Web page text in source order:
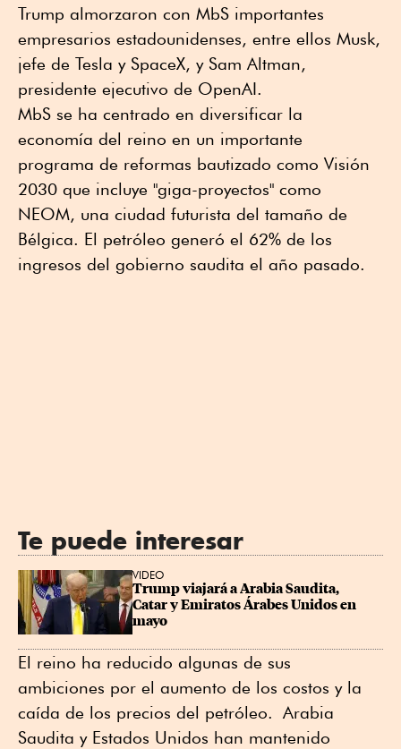
Trump almorzaron con MbS importantes
empresarios estadounidenses, entre ellos Musk,
jefe de Tesla y SpaceX, y Sam Altman,
presidente ejecutivo de OpenAI.
MbS se ha centrado en diversificar la
economía del reino en un importante
programa de reformas bautizado como Visión
2030 que incluye "giga-proyectos" como
NEOM, una ciudad futurista del tamaño de
Bélgica. El petróleo generó el 62% de los
ingresos del gobierno saudita el año pasado.
Te puede interesar
VIDEO
Trump viajará a Arabia Saudita,
Catar y Emiratos Árabes Unidos en
mayo
El reino ha reducido algunas de sus
ambiciones por el aumento de los costos y la
caída de los precios del petróleo. Arabia
Saudita y Estados Unidos han mantenido